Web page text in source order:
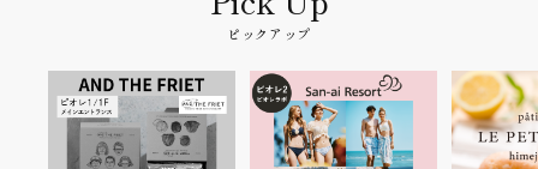
ピックアップ